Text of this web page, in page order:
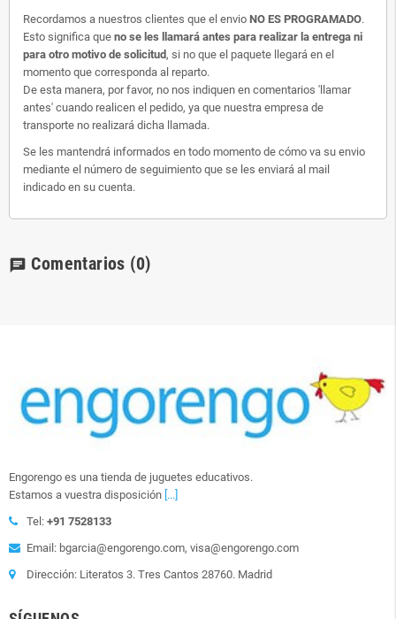
Recordamos a nuestros clientes que el envio NO ES PROGRAMADO.
Esto significa que no se les llamará antes para realizar la entrega ni
para otro motivo de solicitud, si no que el paquete llegará en el
momento que corresponda al reparto.
De esta manera, por favor, no nos indiquen en comentarios 'llamar
antes' cuando realicen el pedido, ya que nuestra empresa de
transporte no realizará dicha llamada.
Se les mantendrá informados en todo momento de cómo va su envio
mediante el número de seguimiento que se les enviará al mail
indicado en su cuenta.
chat Comentarios (0)
Engorengo es una tienda de juguetes educativos.
Estamos a vuestra disposición [...]
Tel: +91 7528133
Email: bgarcia@engorengo.com, visa@engorengo.com
Dirección: Literatos 3. Tres Cantos 28760. Madrid